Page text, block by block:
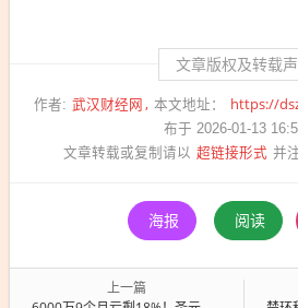
文章版权及转载
作者: 武汉财经网 本文地址： https://
布于 2026-01-13
文章转载或复制请以 超链接形式 并
海报 阅读
上一篇